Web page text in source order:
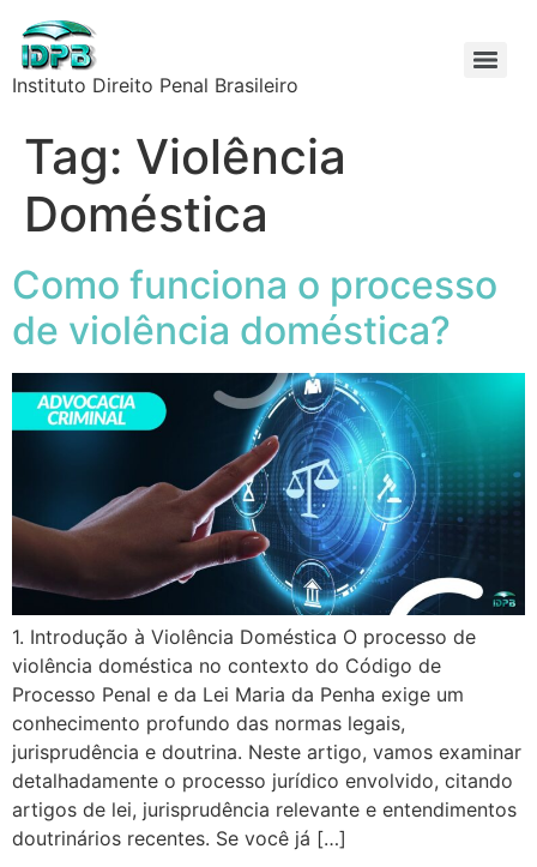
Instituto Direito Penal Brasileiro
Tag: Violência
Doméstica
Como funciona o processo
de violência doméstica?
1. Introdução à Violência Doméstica O processo de
violência doméstica no contexto do Código de
Processo Penal e da Lei Maria da Penha exige um
conhecimento profundo das normas legais,
jurisprudência e doutrina. Neste artigo, vamos examinar
detalhadamente o processo jurídico envolvido, citando
artigos de lei, jurisprudência relevante e entendimentos
doutrinários recentes. Se você já […]